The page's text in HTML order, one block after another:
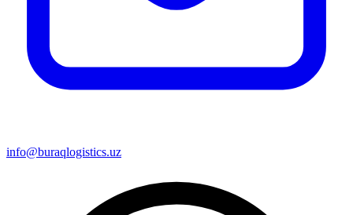
info@buraqlogistics.uz